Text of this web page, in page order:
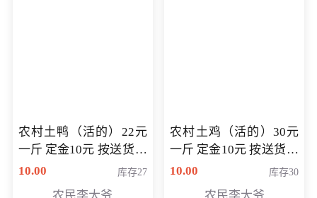
农村土鸭（活的）22元
一斤 定金10元 按送货交
付时秤重计算货款 定金
10.00 库存27
农村土鸡（活的）30元
一斤 定金10元 按送货交
付时秤重计算货款 定金
10.00 库存30